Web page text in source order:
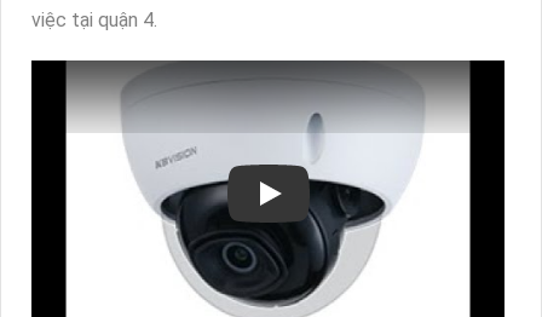
việc tại quận 4.